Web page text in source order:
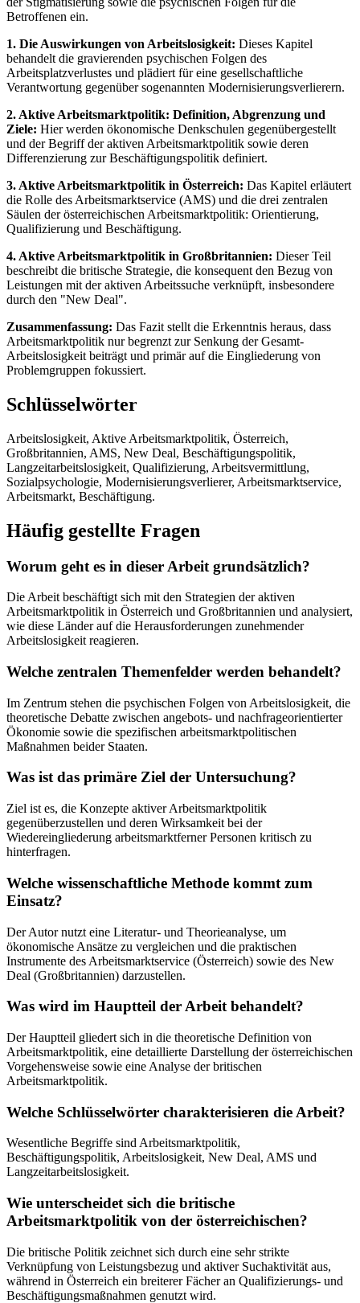
Betroffenen ein.
1. Die Auswirkungen von Arbeitslosigkeit: Dieses Kapitel
behandelt die gravierenden psychischen Folgen des
Arbeitsplatzverlustes und plädiert für eine gesellschaftliche
Verantwortung gegenüber sogenannten Modernisierungsverlierern.
2. Aktive Arbeitsmarktpolitik: Definition, Abgrenzung und
Ziele: Hier werden ökonomische Denkschulen gegenübergestellt
und der Begriff der aktiven Arbeitsmarktpolitik sowie deren
Differenzierung zur Beschäftigungspolitik definiert.
3. Aktive Arbeitsmarktpolitik in Österreich: Das Kapitel erläutert
die Rolle des Arbeitsmarktservice (AMS) und die drei zentralen
Säulen der österreichischen Arbeitsmarktpolitik: Orientierung,
Qualifizierung und Beschäftigung.
4. Aktive Arbeitsmarktpolitik in Großbritannien: Dieser Teil
beschreibt die britische Strategie, die konsequent den Bezug von
Leistungen mit der aktiven Arbeitssuche verknüpft, insbesondere
durch den "New Deal".
Zusammenfassung: Das Fazit stellt die Erkenntnis heraus, dass
Arbeitsmarktpolitik nur begrenzt zur Senkung der Gesamt-
Arbeitslosigkeit beiträgt und primär auf die Eingliederung von
Problemgruppen fokussiert.
Schlüsselwörter
Arbeitslosigkeit, Aktive Arbeitsmarktpolitik, Österreich,
Großbritannien, AMS, New Deal, Beschäftigungspolitik,
Langzeitarbeitslosigkeit, Qualifizierung, Arbeitsvermittlung,
Sozialpsychologie, Modernisierungsverlierer, Arbeitsmarktservice,
Arbeitsmarkt, Beschäftigung.
Häufig gestellte Fragen
Worum geht es in dieser Arbeit grundsätzlich?
Die Arbeit beschäftigt sich mit den Strategien der aktiven
Arbeitsmarktpolitik in Österreich und Großbritannien und analysiert,
wie diese Länder auf die Herausforderungen zunehmender
Arbeitslosigkeit reagieren.
Welche zentralen Themenfelder werden behandelt?
Im Zentrum stehen die psychischen Folgen von Arbeitslosigkeit, die
theoretische Debatte zwischen angebots- und nachfrageorientierter
Ökonomie sowie die spezifischen arbeitsmarktpolitischen
Maßnahmen beider Staaten.
Was ist das primäre Ziel der Untersuchung?
Ziel ist es, die Konzepte aktiver Arbeitsmarktpolitik
gegenüberzustellen und deren Wirksamkeit bei der
Wiedereingliederung arbeitsmarktferner Personen kritisch zu
hinterfragen.
Welche wissenschaftliche Methode kommt zum
Einsatz?
Der Autor nutzt eine Literatur- und Theorieanalyse, um
ökonomische Ansätze zu vergleichen und die praktischen
Instrumente des Arbeitsmarktservice (Österreich) sowie des New
Deal (Großbritannien) darzustellen.
Was wird im Hauptteil der Arbeit behandelt?
Der Hauptteil gliedert sich in die theoretische Definition von
Arbeitsmarktpolitik, eine detaillierte Darstellung der österreichischen
Vorgehensweise sowie eine Analyse der britischen
Arbeitsmarktpolitik.
Welche Schlüsselwörter charakterisieren die Arbeit?
Wesentliche Begriffe sind Arbeitsmarktpolitik,
Beschäftigungspolitik, Arbeitslosigkeit, New Deal, AMS und
Langzeitarbeitslosigkeit.
Wie unterscheidet sich die britische
Arbeitsmarktpolitik von der österreichischen?
Die britische Politik zeichnet sich durch eine sehr strikte
Verknüpfung von Leistungsbezug und aktiver Suchaktivität aus,
während in Österreich ein breiterer Fächer an Qualifizierungs- und
Beschäftigungsmaßnahmen genutzt wird.